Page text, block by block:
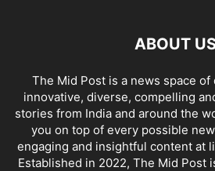
ABOUT
The Mid Post is a news space
innovative, diverse, compelling
stories from India and around the
you on top of every possible
engaging and insightful content at
Established in 2022, The Mid Post